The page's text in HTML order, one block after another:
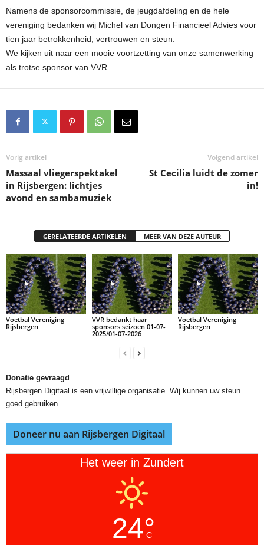
Namens de sponsorcommissie, de jeugdafdeling en de hele
vereniging bedanken wij Michel van Dongen Financieel Advies voor
tien jaar betrokkenheid, vertrouwen en steun.
We kijken uit naar een mooie voortzetting van onze samenwerking
als trotse sponsor van VVR.
Vorig artikel
Massaal vliegerspektakel
in Rijsbergen: lichtjes
avond en sambamuziek
Volgend artikel
St Cecilia luidt de zomer
in!
GERELATEERDE ARTIKELEN MEER VAN DEZE AUTEUR
Voetbal Vereniging
Rijsbergen
VVR bedankt haar
sponsors seizoen 01-07-
2025/01-07-2026
Voetbal Vereniging
Rijsbergen
Donatie gevraagd
Rijsbergen Digitaal is een vrijwillige organisatie. Wij kunnen uw steun
goed gebruiken.
Doneer nu aan Rijsbergen Digitaal
Het weer in Zundert
24°
C